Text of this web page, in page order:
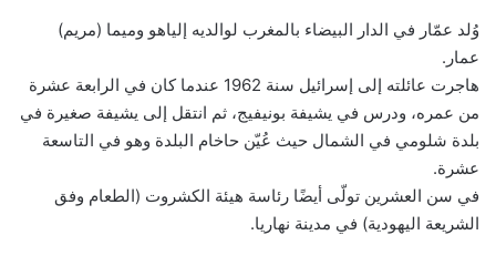
وُلد عمّار في الدار البيضاء بالمغرب لوالديه إلياهو وميما (مريم)
عمار.
هاجرت عائلته إلى إسرائيل سنة 1962 عندما كان في الرابعة عشرة
من عمره، ودرس في يشيفة بونيفيج، ثم انتقل إلى يشيفة صغيرة في
بلدة شلومي في الشمال حيث عُيّن حاخام البلدة وهو في التاسعة
عشرة.
في سن العشرين تولّى أيضًا رئاسة هيئة الكشروت (الطعام وفق
الشريعة اليهودية) في مدينة نهاريا.